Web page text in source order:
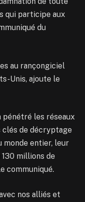
qui participe aux
du
au rançongiciel
Unis, ajoute le
les réseaux
clés de décryptage
monde entier, leur
130 millions de
communiqué.
nos alliés et